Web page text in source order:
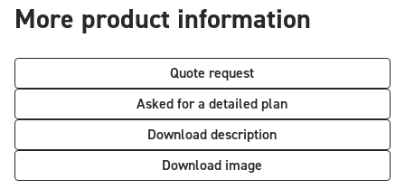
More product information
Quote request
Asked for a detailed plan
Download description
Download image